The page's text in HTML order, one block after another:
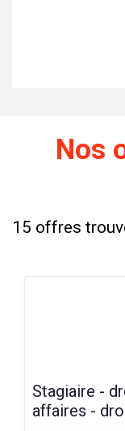
Nos
15 offres
Stagiaire -
affaires -